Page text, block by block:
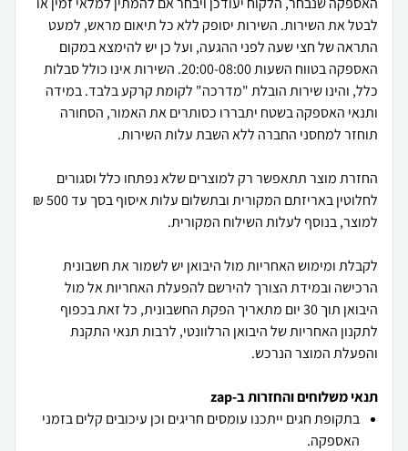
לבטל את השירות. השירות יסופק ללא כל תיאום מראש, למעט
התראה של חצי שעה לפני ההגעה, ועל כן יש להימצא במקום
האספקה בטווח השעות 20:00-08:00. השירות אינו כולל סבלות
כלל, והינו שירות הובלת "מדרכה" לקומת קרקע בלבד. במידה
ותנאי האספקה בשטח יתבררו כסותרים את האמור, הסחורה
החזרת מוצר תתאפשר רק למוצרים שלא נפתחו כלל וסגורים
לחלוטין באריזתם המקורית ובתשלום עלות איסוף בסך עד 500 ₪
לקבלת ומימוש האחריות מול היבואן יש לשמור את חשבונית
הרכישה ובמידת הצורך להירשם להפעלת האחריות אל מול
היבואן תוך 30 יום מתאריך הפקת החשבונית, כל זאת בכפוף
לתקנון האחריות של היבואן הרלוונטי, לרבות תנאי התקנת
והפעלת המוצר הנרכש.
תנאי משלוחים והחזרות ב-zap
בתקופת חגים ייתכנו עומסים חריגים וכן עיכובים קלים בזמני
האספקה.